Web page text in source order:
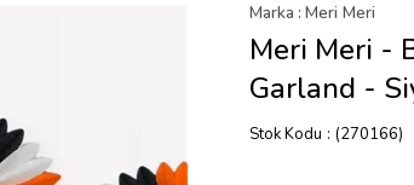
Marka : Meri Meri
Meri Meri -
Garland -
Stok Kodu (270166)